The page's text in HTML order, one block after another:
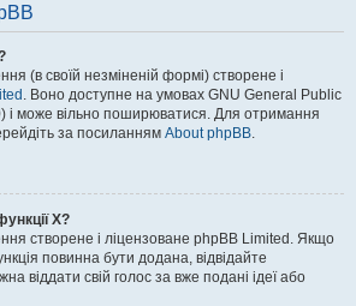
(в своїй незміненій формі) створене і
. Воно доступне на умовах GNU General Public
і може вільно поширюватися. Для отримання
за посиланням About phpBB.
X?
створене і ліцензоване phpBB Limited. Якщо
повинна бути додана, відвідайте
віддати свій голос за вже подані ідеї або